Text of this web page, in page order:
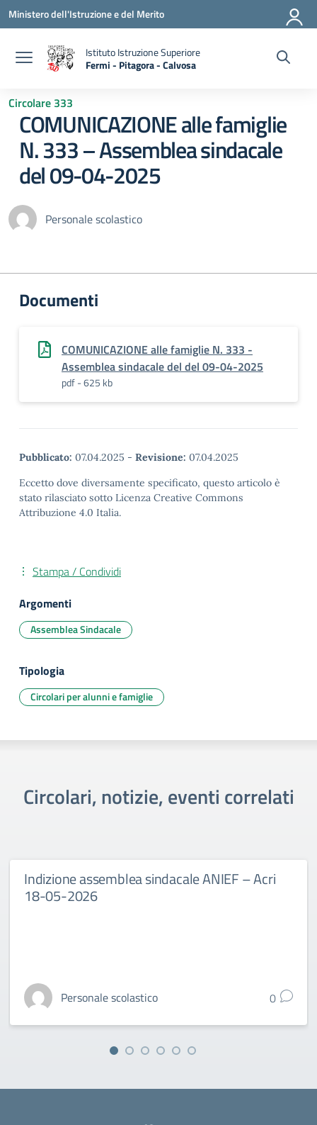
Vai ai contenuti
Vai al menu di navigazione
Vai al footer
Ministero dell'Istruzione e del Merito
Istituto Istruzione Superiore
Fermi - Pitagora - Calvosa
— Visita la pagina iniziale della scuola
Circolare 333
COMUNICAZIONE alle famiglie
N. 333 – Assemblea sindacale
del 09-04-2025
Personale scolastico
Documenti
COMUNICAZIONE alle famiglie N. 333 -
Assemblea sindacale del del 09-04-2025
pdf - 625 kb
Pubblicato: 07.04.2025 - Revisione: 07.04.2025
Eccetto dove diversamente specificato, questo articolo è
stato rilasciato sotto Licenza Creative Commons
Attribuzione 4.0 Italia.
Stampa / Condividi
Argomenti
Assemblea Sindacale
Tipologia
Circolari per alunni e famiglie
Circolari, notizie, eventi correlati
Indizione assemblea sindacale ANIEF – Acri
18-05-2026
Personale scolastico 0